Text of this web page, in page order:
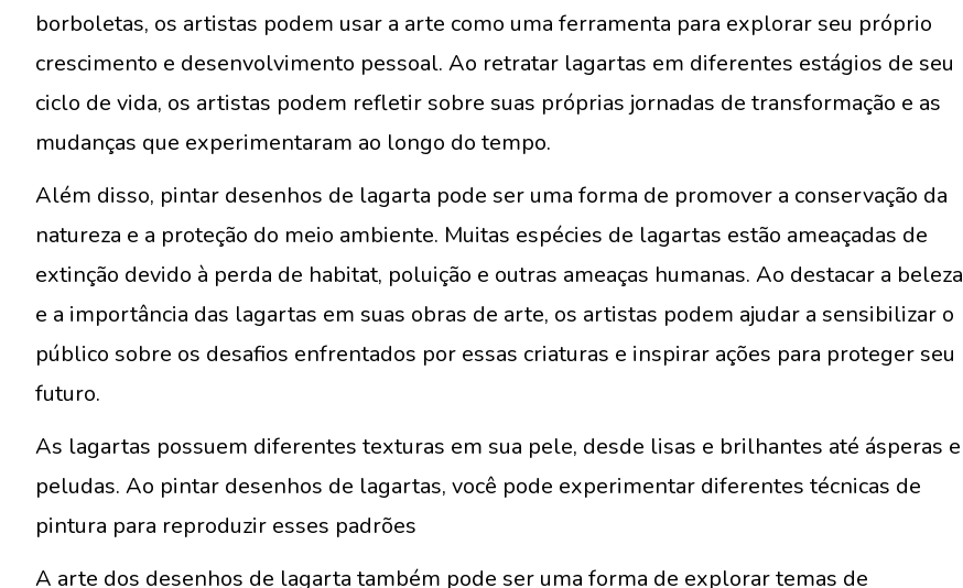
borboletas, os artistas podem usar a arte como uma ferramenta para explorar seu próprio
crescimento e desenvolvimento pessoal. Ao retratar lagartas em diferentes estágios de seu
ciclo de vida, os artistas podem refletir sobre suas próprias jornadas de transformação e as
mudanças que experimentaram ao longo do tempo.
Além disso, pintar desenhos de lagarta pode ser uma forma de promover a conservação da
natureza e a proteção do meio ambiente. Muitas espécies de lagartas estão ameaçadas de
extinção devido à perda de habitat, poluição e outras ameaças humanas. Ao destacar a beleza
e a importância das lagartas em suas obras de arte, os artistas podem ajudar a sensibilizar o
público sobre os desafios enfrentados por essas criaturas e inspirar ações para proteger seu
futuro.
As lagartas possuem diferentes texturas em sua pele, desde lisas e brilhantes até ásperas e
peludas. Ao pintar desenhos de lagartas, você pode experimentar diferentes técnicas de
pintura para reproduzir esses padrões
A arte dos desenhos de lagarta também pode ser uma forma de explorar temas de